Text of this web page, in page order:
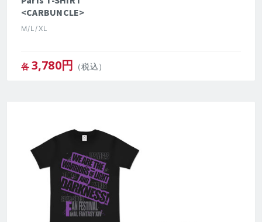
<CARBUNCLE>
M/L/XL
各 3,780円 （税込）